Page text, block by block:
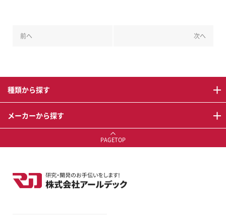
前へ 次へ
種類から探す
メーカーから探す
PAGETOP